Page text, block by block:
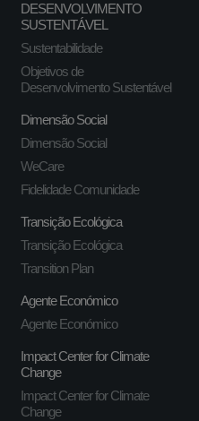
DESENVOLVIMENTO
SUSTENTÁVEL
Sustentabilidade
Objetivos de
Desenvolvimento Sustentável
Dimensão Social
Dimensão Social
WeCare
Fidelidade Comunidade
Transição Ecológica
Transição Ecológica
Transition Plan
Agente Económico
Agente Económico
Impact Center for Climate
Change
Impact Center for Climate
Change